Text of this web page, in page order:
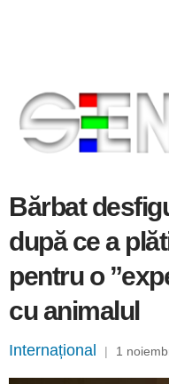
Bărbat
după ce a
pentru o
cu animalul
Internațional | 1